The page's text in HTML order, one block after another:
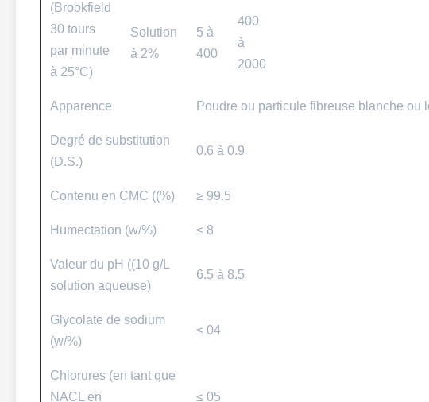
(Brookfield
30 tours
par minute
à 25°C)
Solution
à 2%
5 à
400
400
à
2000
Apparence Poudre ou particule fibreuse blanche ou
Degré de substitution
(D.S.)
0.6 à 0.9
Contenu en CMC ((%) ≥ 99.5
Humectation (w/%) ≤ 8
Valeur du pH ((10 g/L
solution aqueuse)
6.5 à 8.5
Glycolate de sodium
(w/%)
≤ 04
Chlorures (en tant que
NACL en
≤ 05